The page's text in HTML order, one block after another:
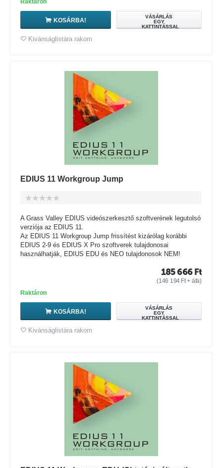
Raktáron
KOSÁRBA!
VÁSÁRLÁS
EGY
KATTINTÁSSAL
Kivánságlistára rakom
EDIUS 11 Workgroup Jump
A Grass Valley EDIUS videószerkesztő szoftverének legutolsó
verziója az EDIUS 11.
Az EDIUS 11 Workgroup Jump frissítést kizárólag korábbi
EDIUS 2-9 és EDIUS X Pro szoftverek tulajdonosai
használhatják, EDIUS EDU és NEO tulajdonosok NEM!
185 666 Ft
(146 194 Ft+ áfa)
Raktáron
KOSÁRBA!
VÁSÁRLÁS
EGY
KATTINTÁSSAL
Kivánságlistára rakom